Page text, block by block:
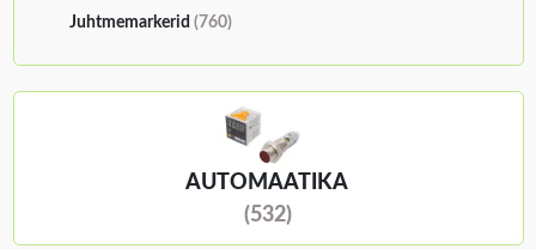
Juhtmemarkerid (760)
AUTOMAATIKA
(532)